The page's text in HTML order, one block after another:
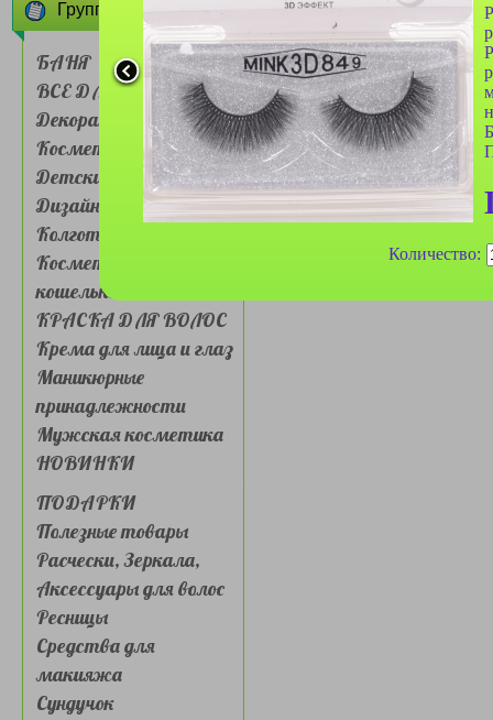
Количество:
Группы товаров
БАНЯ
ВСЕ ДЛЯ ДОМА
Декоративная
Косметика
Детские товары
Дизайн для ногтей
Колготки, носочки
Косметички, сумочки,
кошельки
КРАСКА ДЛЯ ВОЛОС
Крема для лица и глаз
Маникюрные
принадлежности
Мужская косметика
НОВИНКИ
ПОДАРКИ
Полезные товары
Расчески, Зеркала,
Аксессуары для волос
Ресницы
Средства для
макияжа
Сундучок
Сумочка для ланч-бокса
Farres №BDH 001 двух
слойная Мультяшные
животные
1